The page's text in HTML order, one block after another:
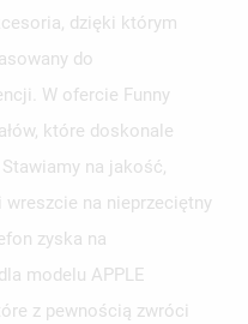
dzięki którym
do
W ofercie Funny
które doskonale
na jakość,
na nieprzeciętny
zyska na
modelu APPLE
z pewnością zwróci